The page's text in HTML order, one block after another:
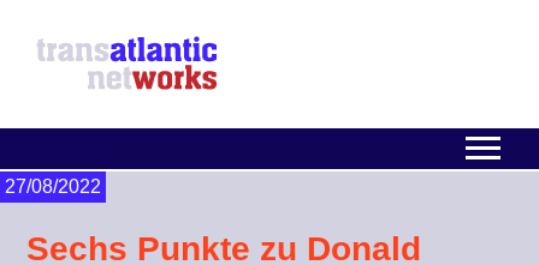
27/08/2022
Sechs Punkte zu Donald